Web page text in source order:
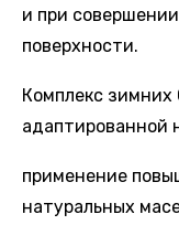
и при
поверхности.
Комплекс зимних
адаптированной
применение
натуральных